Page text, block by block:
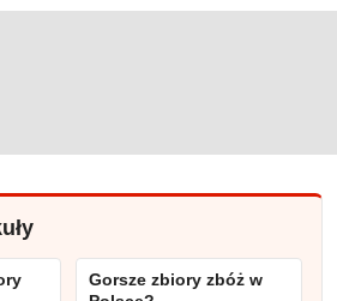
Gorsze zbiory zbóż w